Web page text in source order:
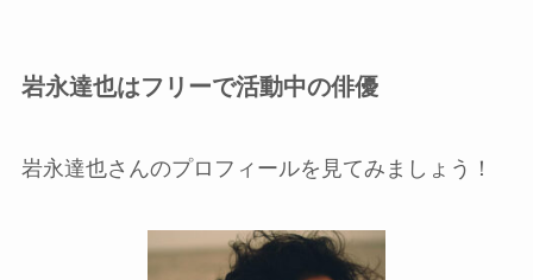
岩永達也はフリーで活動中の俳優
岩永達也さんのプロフィールを見てみましょう！